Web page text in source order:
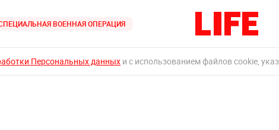
ВОЕННАЯ ОПЕРАЦИЯ
Персональных данных и с использованием файлов cookie,